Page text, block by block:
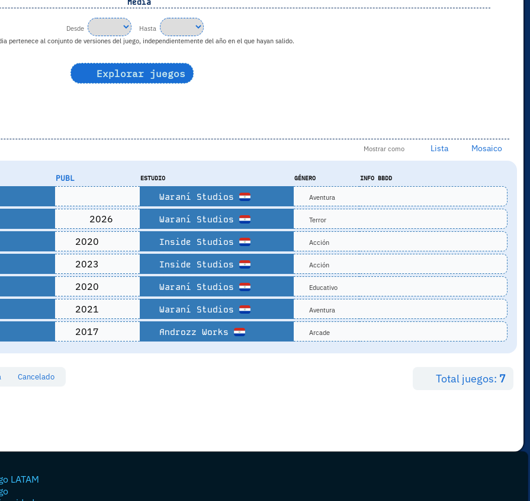
Media
Desde
Hasta
pertenece al conjunto de versiones del juego, independientemente del año en el que hayan salido.
Explorar juegos
Mostrar como Lista Mosaico
PUBL ESTUDIO GÉNERO INFO BBDD
Waraní Studios Aventura
2026 Waraní Studios Terror
2020 Inside Studios Acción
2023 Inside Studios Acción
2020 Waraní Studios Educativo
2021 Waraní Studios Aventura
2017 Androzz Works Arcade
Total juegos: 7
Cancelado
LATAM